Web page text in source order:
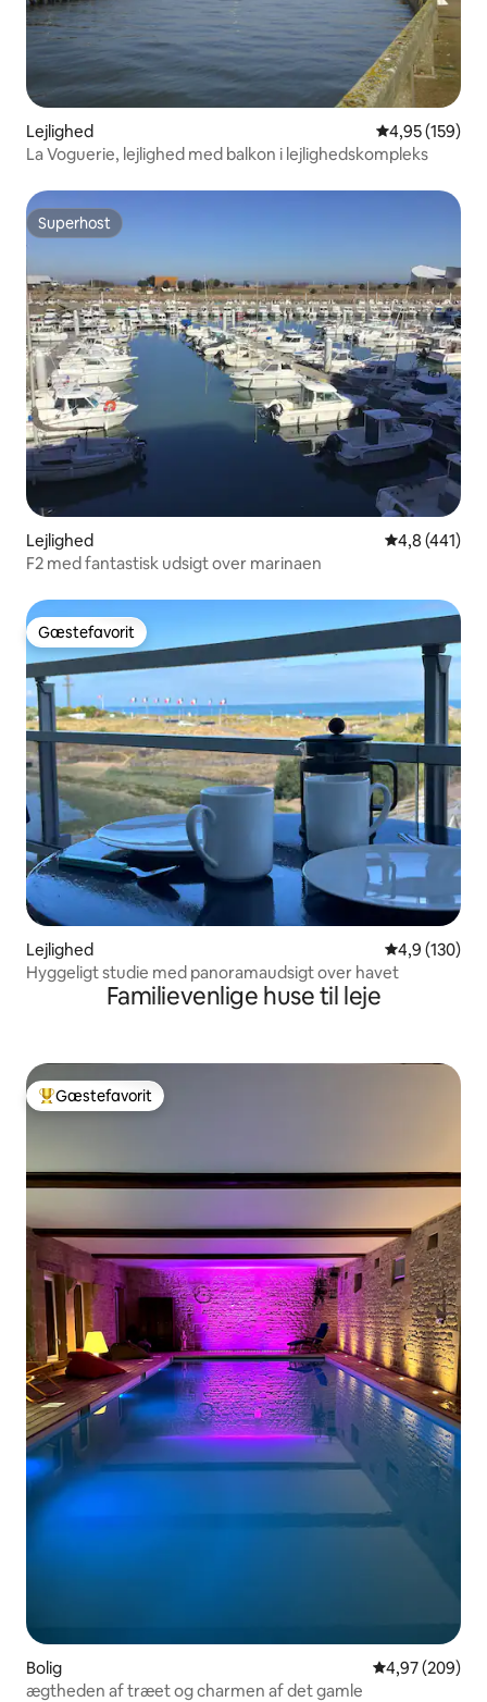
Lejlighed 4,95 ud af 5 i
4,95 (159)
La Voguerie, lejlighed med balkon i lejlighedskompleks
Superhost
Superhost
Lejlighed 4,8 ud af 5 i
4,8 (441)
F2 med fantastisk udsigt over marinaen
Gæstefavorit
Gæstefavorit
Lejlighed 4,9 ud af 5 i
4,9 (130)
Hyggeligt studie med panoramaudsigt over havet
Familievenlige huse til leje
Bedste gæstefavorit
Gæstefavorit
Bolig 4,97 ud af 5 i
4,97 (209)
ægtheden af træet og charmen af det gamle